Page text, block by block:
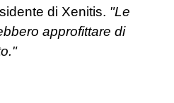
di Xenitis. "Le
approfittare di